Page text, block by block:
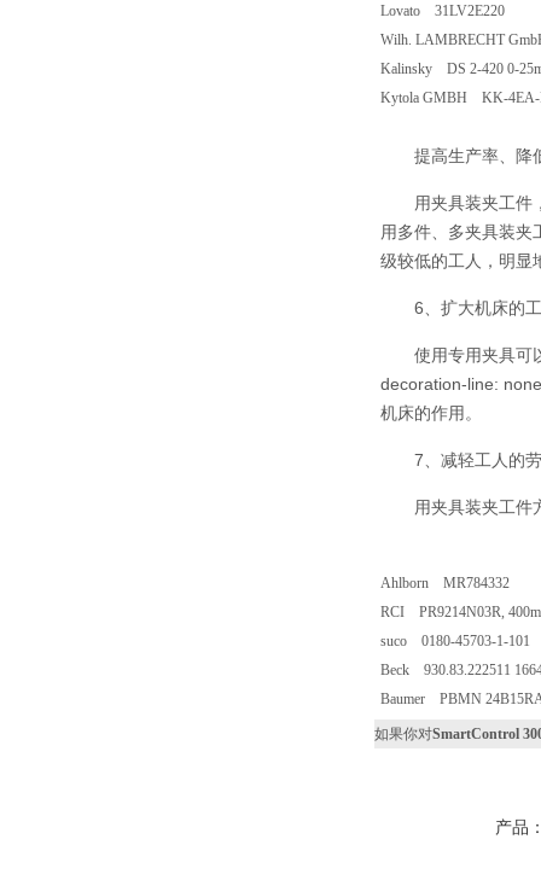
Lovato 31LV2E220
Wilh. LAMBRECHT
Kalinsky DS 2-420 0-
Kytola GMBH KK-
提高生产率、降
用夹具装夹工件
用多件、多夹具装
级较低的工人，明显
6、扩大机床的
使用专用夹具可
decoration-line:
机床的作用。
7、减轻工人的
用夹具装夹工件
Ahlborn MR784332
RCI PR9214N03R,
suco 0180-45703-1-101
Beck 930.83.222511
Baumer PBMN
如果你对SmartControl
产品